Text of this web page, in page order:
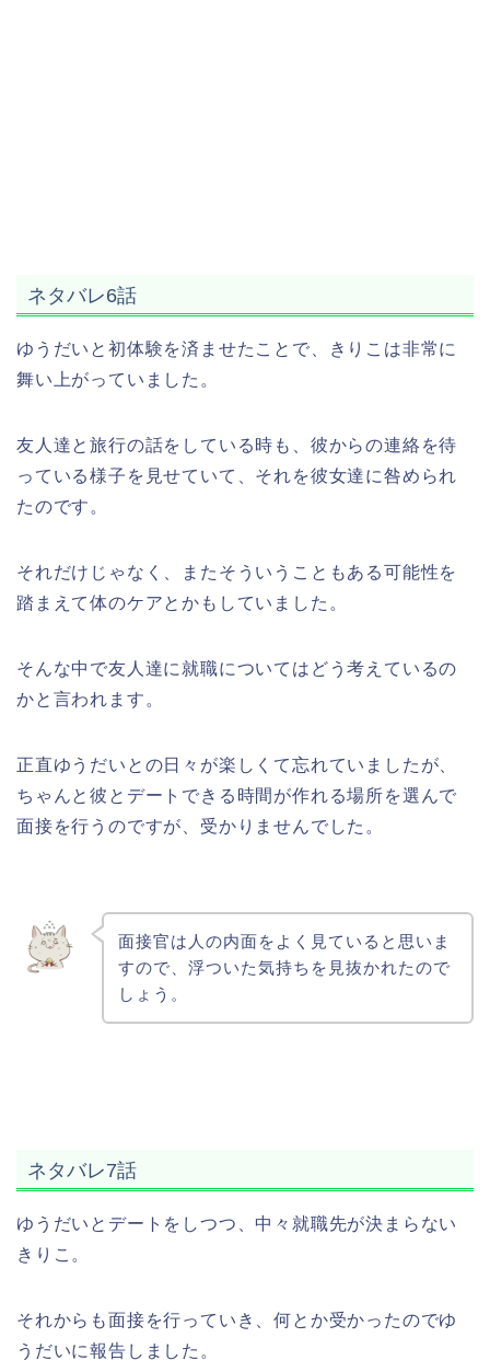
ネタバレ6話
ゆうだいと初体験を済ませたことで、きりこは非常に
舞い上がっていました。
友人達と旅行の話をしている時も、彼からの連絡を待
っている様子を見せていて、それを彼女達に咎められ
たのです。
それだけじゃなく、またそういうこともある可能性を
踏まえて体のケアとかもしていました。
そんな中で友人達に就職についてはどう考えているの
かと言われます。
正直ゆうだいとの日々が楽しくて忘れていましたが、
ちゃんと彼とデートできる時間が作れる場所を選んで
面接を行うのですが、受かりませんでした。
面接官は人の内面をよく見ていると思いま
すので、浮ついた気持ちを見抜かれたので
しょう。
ネタバレ7話
ゆうだいとデートをしつつ、中々就職先が決まらない
きりこ。
それからも面接を行っていき、何とか受かったのでゆ
うだいに報告しました。